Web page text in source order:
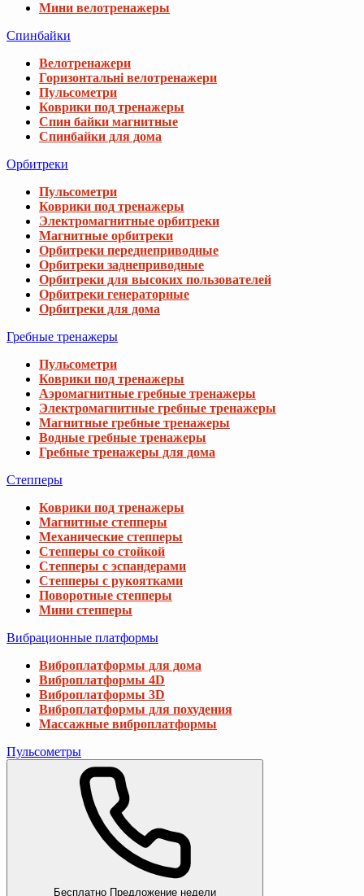
Мини велотренажеры
Спинбайки
Велотренажери
Горизонтальні велотренажери
Пульсометри
Коврики под тренажеры
Спин байки магнитные
Спинбайки для дома
Орбитреки
Пульсометри
Коврики под тренажеры
Электромагнитные орбитреки
Магнитные орбитреки
Орбитреки переднеприводные
Орбитреки заднеприводные
Орбитреки для высоких пользователей
Орбитреки генераторные
Орбитреки для дома
Гребные тренажеры
Пульсометри
Коврики под тренажеры
Аэромагнитные гребные тренажеры
Электромагнитные гребные тренажеры
Магнитные гребные тренажеры
Водные гребные тренажеры
Гребные тренажеры для дома
Степперы
Коврики под тренажеры
Магнитные степперы
Механические степперы
Степперы со стойкой
Степперы с эспандерами
Степперы с рукоятками
Поворотные степперы
Мини степперы
Вибрационные платформы
Виброплатформы для дома
Виброплатформы 4D
Виброплатформы 3D
Виброплатформы для похудения
Массажные виброплатформы
Пульсометры
Бесплатно Предложение недели